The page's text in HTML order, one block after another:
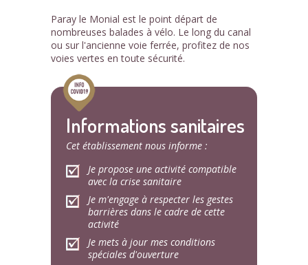
Paray le Monial est le point départ de
nombreuses balades à vélo. Le long du canal
ou sur l'ancienne voie ferrée, profitez de nos
voies vertes en toute sécurité.
Informations sanitaires
Cet établissement nous informe :
Je propose une activité compatible
avec la crise sanitaire
Je m'engage à respecter les gestes
barrières dans le cadre de cette
activité
Je mets à jour mes conditions
spéciales d'ouverture